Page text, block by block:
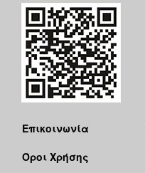
Επικοινωνία
Όροι Χρήσης